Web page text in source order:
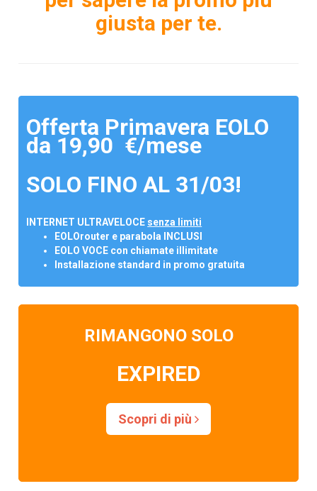
giusta per te.
Offerta Primavera EOLO
da 19,90 €/mese
SOLO FINO AL 31/03!
INTERNET ULTRAVELOCE senza limiti
EOLOrouter e parabola INCLUSI
EOLO VOCE con chiamate illimitate
Installazione standard in promo gratuita
RIMANGONO SOLO
EXPIRED
Scopri di più